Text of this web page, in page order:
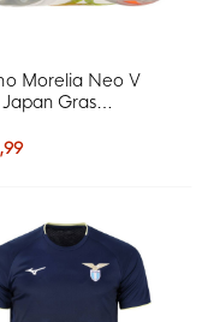
Morelia Neo V
Gras
Limoen